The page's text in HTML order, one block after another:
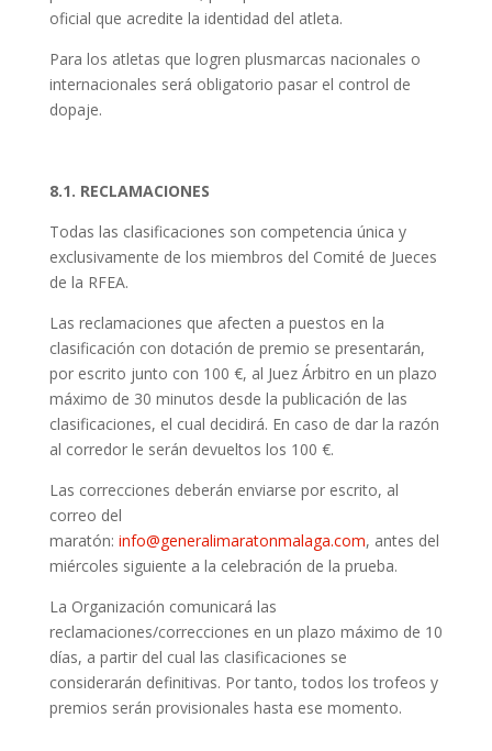
oficial que acredite la identidad del atleta.
Para los atletas que logren plusmarcas nacionales o
internacionales será obligatorio pasar el control de
dopaje.
8.1. RECLAMACIONES
Todas las clasificaciones son competencia única y
exclusivamente de los miembros del Comité de Jueces
de la RFEA.
Las reclamaciones que afecten a puestos en la
clasificación con dotación de premio se presentarán,
por escrito junto con 100 €, al Juez Árbitro en un plazo
máximo de 30 minutos desde la publicación de las
clasificaciones, el cual decidirá. En caso de dar la razón
al corredor le serán devueltos los 100 €.
Las correcciones deberán enviarse por escrito, al
correo del
maratón: info@generalimaratonmalaga.com, antes del
miércoles siguiente a la celebración de la prueba.
La Organización comunicará las
reclamaciones/correcciones en un plazo máximo de 10
días, a partir del cual las clasificaciones se
considerarán definitivas. Por tanto, todos los trofeos y
premios serán provisionales hasta ese momento.